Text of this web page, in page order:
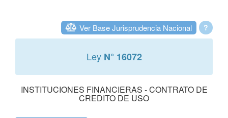
?
Ver Base Jurisprudencia Nacional
Ley N° 16072
INSTITUCIONES FINANCIERAS - CONTRATO DE
CREDITO DE USO